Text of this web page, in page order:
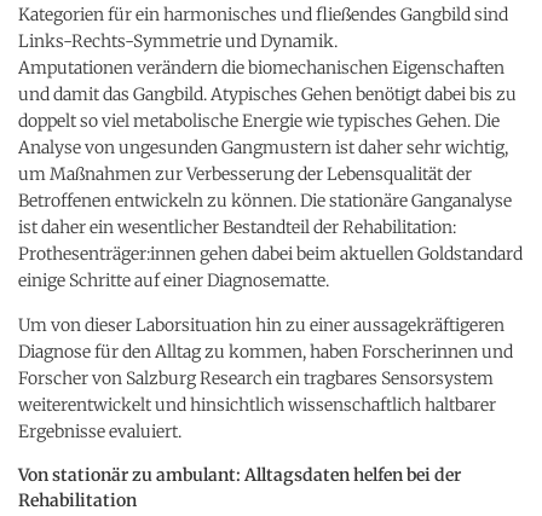
Kategorien für ein harmonisches und fließendes Gangbild sind
Links-Rechts-Symmetrie und Dynamik.
Amputationen verändern die biomechanischen Eigenschaften
und damit das Gangbild. Atypisches Gehen benötigt dabei bis zu
doppelt so viel metabolische Energie wie typisches Gehen. Die
Analyse von ungesunden Gangmustern ist daher sehr wichtig,
um Maßnahmen zur Verbesserung der Lebensqualität der
Betroffenen entwickeln zu können. Die stationäre Ganganalyse
ist daher ein wesentlicher Bestandteil der Rehabilitation:
Prothesenträger:innen gehen dabei beim aktuellen Goldstandard
einige Schritte auf einer Diagnosematte.
Um von dieser Laborsituation hin zu einer aussagekräftigeren
Diagnose für den Alltag zu kommen, haben Forscherinnen und
Forscher von Salzburg Research ein tragbares Sensorsystem
weiterentwickelt und hinsichtlich wissenschaftlich haltbarer
Ergebnisse evaluiert.
Von stationär zu ambulant: Alltagsdaten helfen bei der
Rehabilitation